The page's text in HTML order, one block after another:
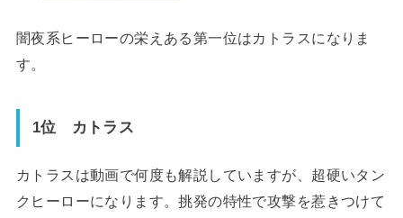
闇夜系ヒーローの栄えある第一位はカトラスになりま
す。
1位 カトラス
カトラスは動画で何度も解説していますが、超硬いタン
クヒーローになります。挑発の特性で攻撃を惹きつけて